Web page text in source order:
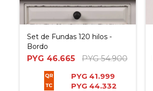
Set de Fundas 120 hilos -
Bordo
PYG 46.665 PYG 54.900
PYG 41.999
PYG 44.332